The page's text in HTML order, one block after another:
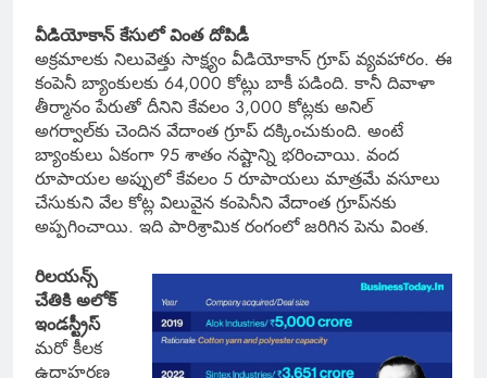
వీడియోకాన్ కేసులో వింత దోపిడీ
అక్రమాలకు నిలువెత్తు సాక్ష్యం వీడియోకాన్ గ్రూప్ వ్యవహారం. ఈ
కంపెనీ బ్యాంకులకు 64,000 కోట్లు బాకీ పడింది. కానీ దివాళా
తీర్మానం పేరుతో దీనిని కేవలం 3,000 కోట్లకు అనిల్
అగర్వాల్‌కు చెందిన వేదాంత గ్రూప్ దక్కించుకుంది. అంటే
బ్యాంకులు ఏకంగా 95 శాతం నష్టాన్ని భరించాయి. వంద
రూపాయల అప్పులో కేవలం 5 రూపాయలు మాత్రమే వసూలు
చేసుకుని వేల కోట్ల విలువైన కంపెనీని వేదాంత గ్రూప్‌నకు
అప్పగించాయి. ఇది పారిశ్రామిక రంగంలో జరిగిన పెను వింత.
రిలయన్స్
చేతికి అలోక్
ఇండస్ట్రీస్
మరో కీలక
ఉదాహరణ